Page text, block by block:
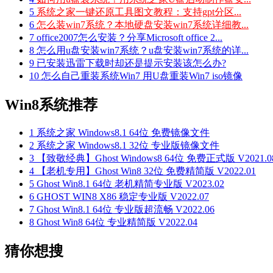
5 系统之家一键还原工具图文教程：支持gpt分区...
6 怎么装win7系统？本地硬盘安装win7系统详细教...
7 office2007怎么安装？分享Microsoft office 2...
8 怎么用u盘安装win7系统？u盘安装win7系统的详...
9 已安装迅雷下载时却还是提示安装该怎么办?
10 怎么自己重装系统Win7 用U盘重装Win7 iso镜像
Win8系统推荐
1 系统之家 Windows8.1 64位 免费镜像文件
2 系统之家 Windows8.1 32位 专业版镜像文件
3 【致敬经典】Ghost Windows8 64位 免费正式版
4 【老机专用】Ghost Win8 32位 免费精简版 V2022.01
5 Ghost Win8.1 64位 老机精简专业版 V2023.02
6 GHOST WIN8 X86 稳定专业版 V2022.07
7 Ghost Win8.1 64位 专业版超流畅 V2022.06
8 Ghost Win8 64位 专业精简版 V2022.04
猜你想搜